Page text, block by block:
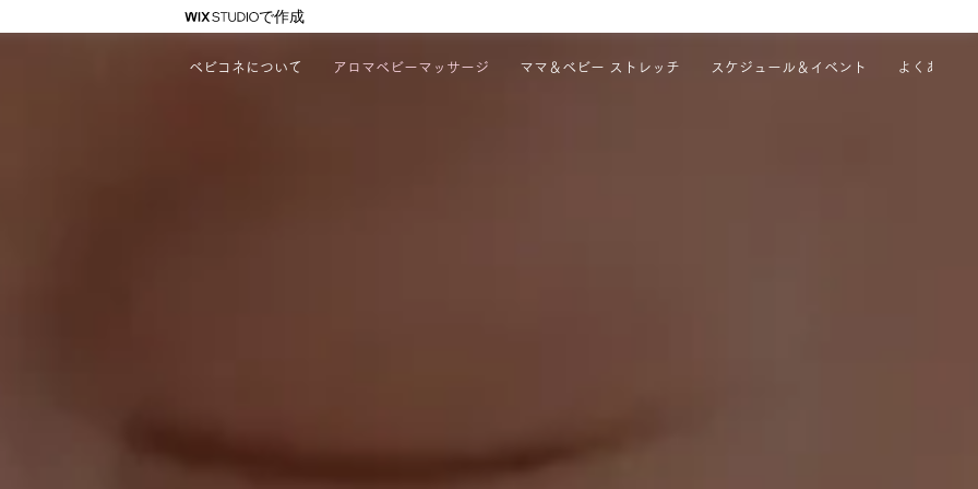
で作成
ベビコネについて アロマベビーマッサージ ママ＆ベビー ストレッチ スケジュール＆イベント よくある質